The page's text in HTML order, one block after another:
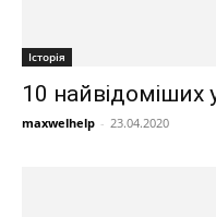
Історія
10 найвідоміших
maxwelhelp - 23.04.2020